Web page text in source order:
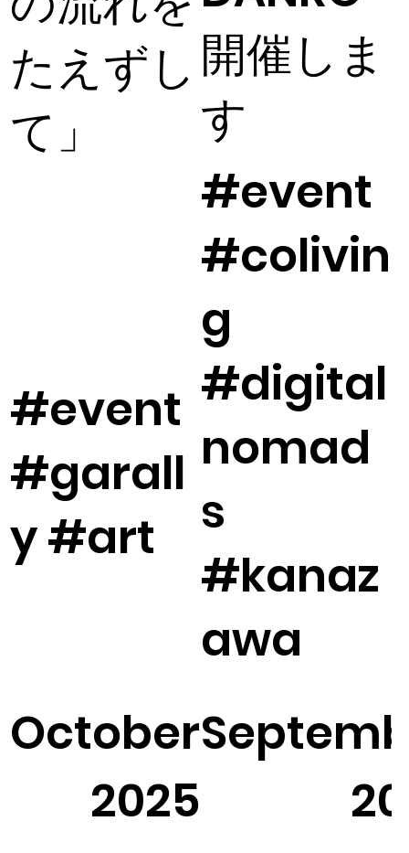
たえずし
て」
#event
#garall
y #art
開催しま
す
#event
#colivin
g
#digital
nomad
s
#kanaz
awa
October
1
2025